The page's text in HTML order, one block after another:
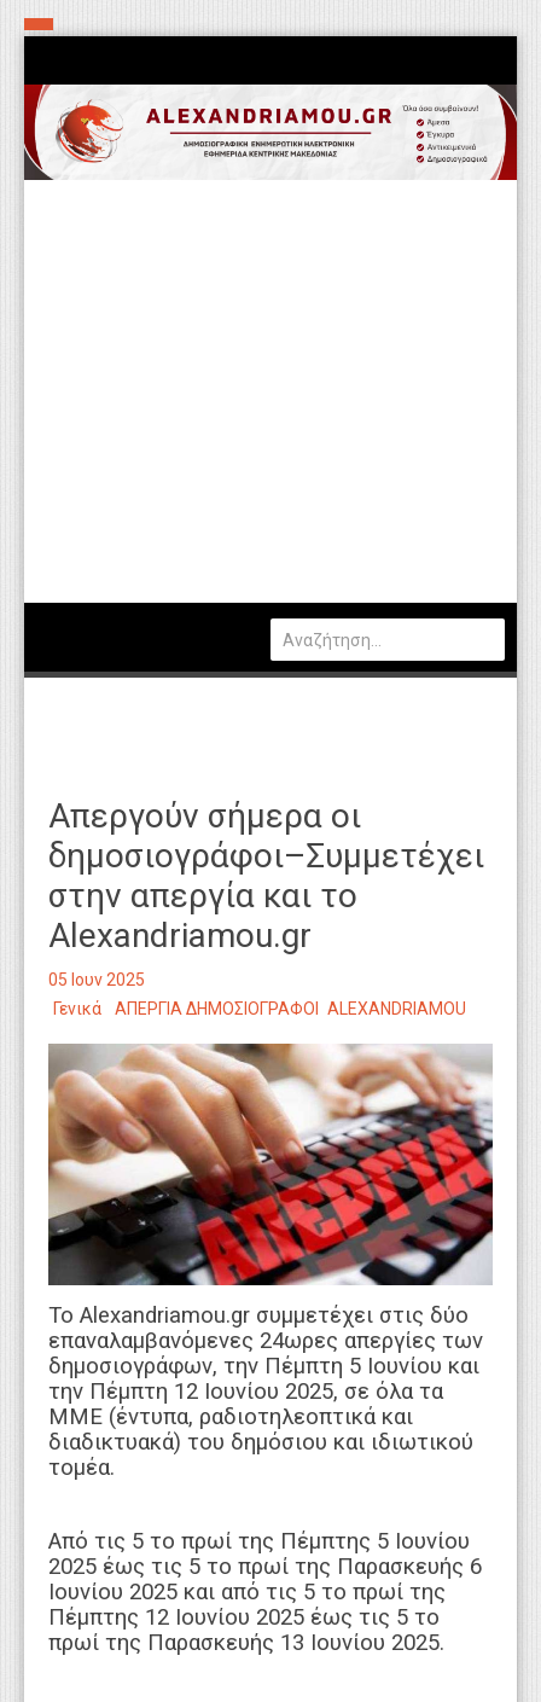
Απεργούν σήμερα οι
δημοσιογράφοι–Συμμετέχει
στην απεργία και το
Αlexandriamou.gr
05 Ιουν 2025
Γενικά
ΑΠΕΡΓΙΑ ΔΗΜΟΣΙΟΓΡΑΦΟΙ ALEXANDRIAMOU
To Αlexandriamou.gr συμμετέχει στις δύο
επαναλαμβανόμενες 24ωρες απεργίες των
δημοσιογράφων, την Πέμπτη 5 Ιουνίου και
την Πέμπτη 12 Ιουνίου 2025, σε όλα τα
ΜΜΕ (έντυπα, ραδιοτηλεοπτικά και
διαδικτυακά) του δημόσιου και ιδιωτικού
τομέα.
Από τις 5 το πρωί της Πέμπτης 5 Ιουνίου
2025 έως τις 5 το πρωί της Παρασκευής 6
Ιουνίου 2025 και από τις 5 το πρωί της
Πέμπτης 12 Ιουνίου 2025 έως τις 5 το
πρωί της Παρασκευής 13 Ιουνίου 2025.
Αρχική
Τα εν δήμω εν οίκω
Πολιτιστικά-Εκκλησιαστικά
Καιρός
Τεχνολογία
Εκπαίδευση
Υγεία
Βιβλιοθήκη Απόψεων
Κυτίο Παραπόνων Πολιτών
WEBTV